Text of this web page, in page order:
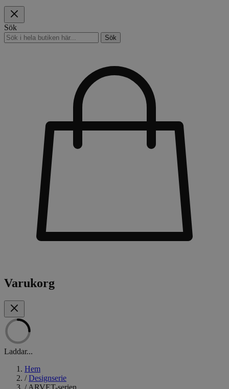
Sök
Sök
Varukorg
Laddar...
Hem
/ Designserie
/ ARVET-serien